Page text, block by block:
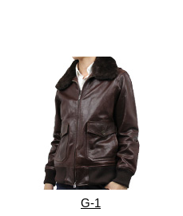
G-1